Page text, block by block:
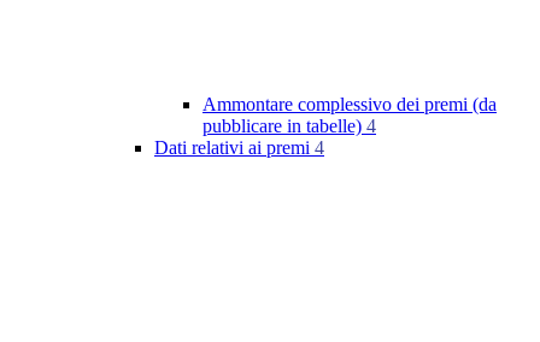
Ammontare complessivo dei premi (da
pubblicare in tabelle) 4
Dati relativi ai premi 4